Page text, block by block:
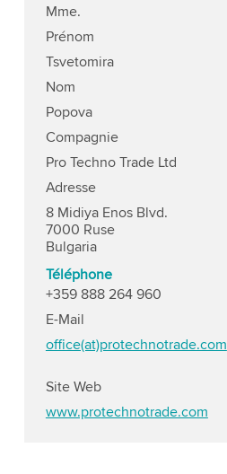
Mme.
Prénom
Tsvetomira
Nom
Popova
Compagnie
Pro Techno Trade Ltd
Adresse
8 Midiya Enos Blvd.
7000 Ruse
Bulgaria
Téléphone
+359 888 264 960
E-Mail
office(at)protechnotrade.com
Site Web
www.protechnotrade.com